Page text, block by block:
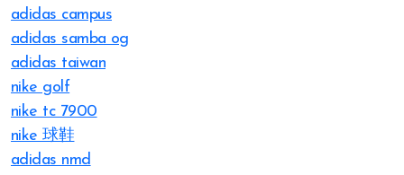
adidas campus
adidas samba og
adidas taiwan
nike golf
nike tc 7900
nike 球鞋
adidas nmd